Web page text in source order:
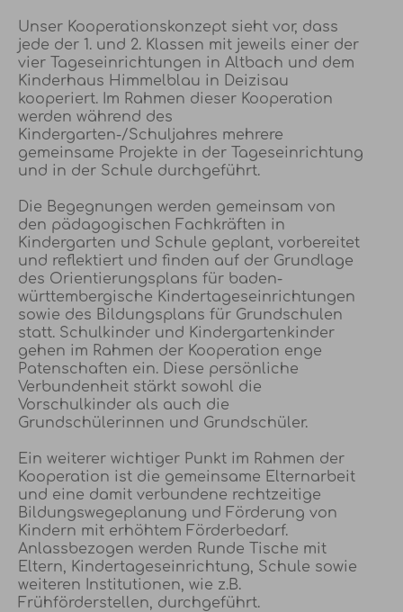
Unser Kooperationskonzept sieht vor, dass
jede der 1. und 2. Klassen mit jeweils einer der
vier Tageseinrichtungen in Altbach und dem
Kinderhaus Himmelblau in Deizisau
kooperiert. Im Rahmen dieser Kooperation
werden während des
Kindergarten-/Schuljahres mehrere
gemeinsame Projekte in der Tageseinrichtung
und in der Schule durchgeführt.
Die Begegnungen werden gemeinsam von
den pädagogischen Fachkräften in
Kindergarten und Schule geplant, vorbereitet
und reflektiert und finden auf der Grundlage
des Orientierungsplans für baden-
württembergische Kindertageseinrichtungen
sowie des Bildungsplans für Grundschulen
statt. Schulkinder und Kindergartenkinder
gehen im Rahmen der Kooperation enge
Patenschaften ein. Diese persönliche
Verbundenheit stärkt sowohl die
Vorschulkinder als auch die
Grundschülerinnen und Grundschüler.
Ein weiterer wichtiger Punkt im Rahmen der
Kooperation ist die gemeinsame Elternarbeit
und eine damit verbundene rechtzeitige
Bildungswegeplanung und Förderung von
Kindern mit erhöhtem Förderbedarf.
Anlassbezogen werden Runde Tische mit
Eltern, Kindertageseinrichtung, Schule sowie
weiteren Institutionen, wie z.B.
Frühförderstellen, durchgeführt.